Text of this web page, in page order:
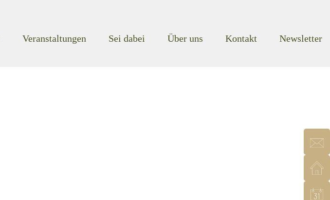
Veranstaltungen Sei dabei Über uns Kontakt Newsletter